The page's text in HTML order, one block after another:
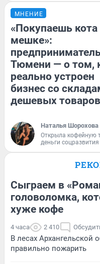
МНЕНИЕ
«Покупаешь кота
мешке»:
Тюмени — о том,
реально устроен
бизнес со
дешевых товаров
Наталья Шорохова
Открыла кофейную
деньги соцразвития
Сыграем в
головоломка,
хуже кофе
4 часа 2 410
В лесах Архангельской
правильно пожарить